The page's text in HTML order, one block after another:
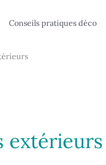
Conseils pratiques déco
extérieurs